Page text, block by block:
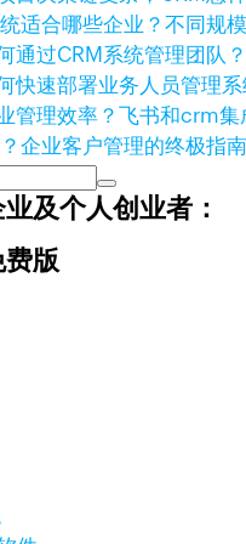
及个人创业者：
版